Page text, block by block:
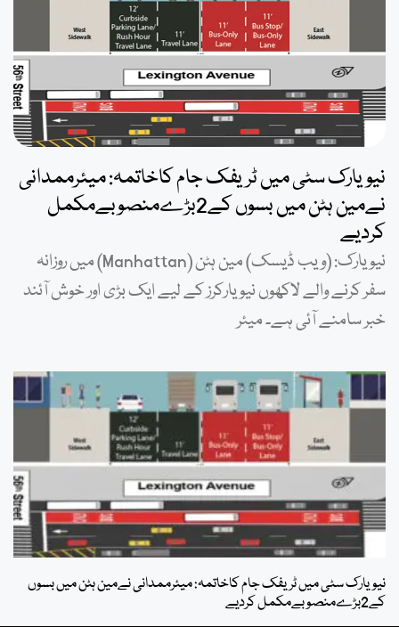
نیویارک سٹی میں ٹریفک جام کاخاتمہ: میئرممدانی
نےمین ہٹن میں بسوں کے2بڑےمنصوبےمکمل
کردیے
نیویارک: (ویب ڈیسک) مین ہٹن (Manhattan) میں روزانہ
سفر کرنے والے لاکھوں نیویارکرز کے لیے ایک بڑی اور خوش آئند
خبر سامنے آئی ہے۔ میئر
نیویارک سٹی میں ٹریفک جام کاخاتمہ: میئرممدانی نےمین ہٹن میں بسوں
کے2بڑےمنصوبےمکمل کردیے